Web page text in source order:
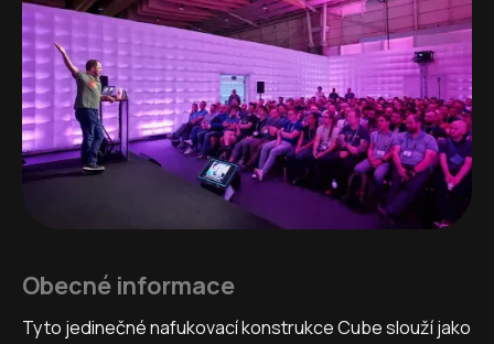
Obecné informace
Tyto jedinečné nafukovací konstrukce Cube slouží jako